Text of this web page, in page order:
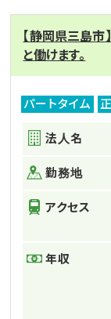
【静岡県三島
と働けます。
パートタイム
法人名
勤務地
アクセス
年収